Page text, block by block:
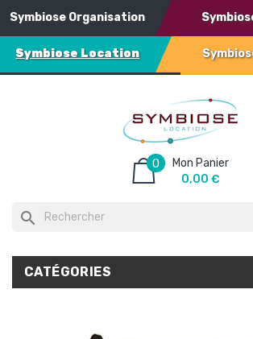
Symbiose Organisation
Symbiose Location
Mon Panier
0
0,00 €
search
CATÉGORIES